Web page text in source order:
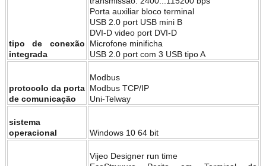
tipo de conexão
integrada
Porta auxiliar bloco terminal
USB 2.0 port USB mini B
DVI-D video port DVI-D
Microfone minificha
USB 2.0 port com 3 USB tipo A
protocolo da porta
de comunicação
Modbus
Modbus TCP/IP
Uni-Telway
sistema
operacional
Windows 10 64 bit
Vijeo Designer run time